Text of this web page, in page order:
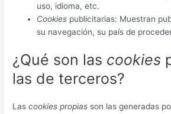
uso, idioma, etc.
Cookies publicitarias: Muestran
su navegación, su país de
¿Qué son las cookies
las de terceros?
Lascookies propias son las generadas